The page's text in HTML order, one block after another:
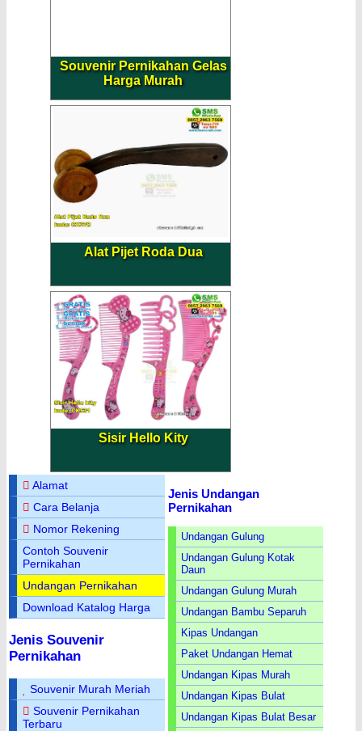
Souvenir Pernikahan Gelas
Harga Murah
Alat Pijet Roda Dua
Sisir Hello Kity
Alamat
Cara Belanja
Nomor Rekening
Contoh Souvenir
Pernikahan
Undangan Pernikahan
Download Katalog Harga
Jenis Souvenir
Pernikahan
Souvenir Murah Meriah
Souvenir Pernikahan
Terbaru
Jenis Undangan
Pernikahan
Undangan Gulung
Undangan Gulung Kotak
Daun
Undangan Gulung Murah
Undangan Bambu Separuh
Kipas Undangan
Paket Undangan Hemat
Undangan Kipas Murah
Undangan Kipas Bulat
Undangan Kipas Bulat Besar